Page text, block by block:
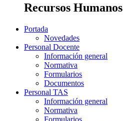
Recursos Humanos
Portada
Novedades
Personal Docente
Información general
Normativa
Formularios
Documentos
Personal TAS
Información general
Normativa
Formularios